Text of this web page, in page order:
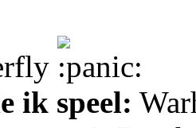
ik speel: